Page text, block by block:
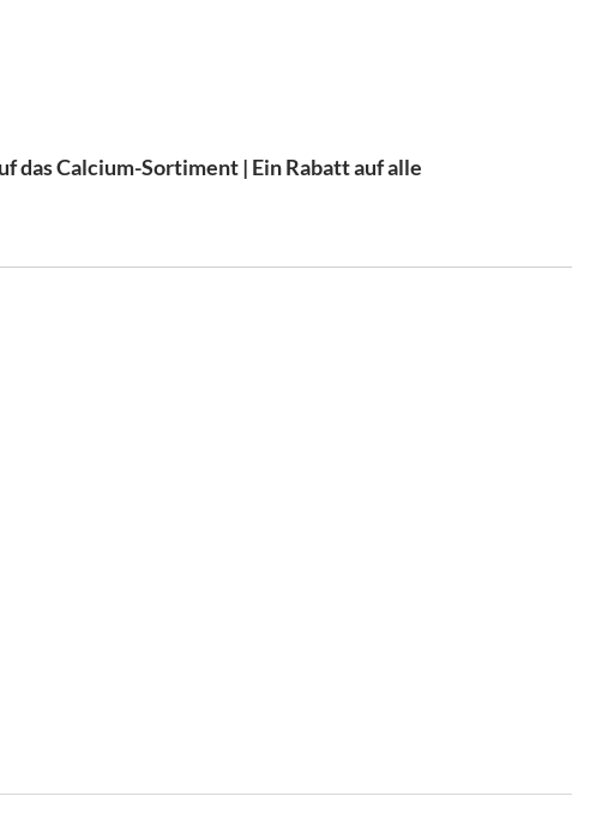
das Calcium-Sortiment | Ein Rabatt auf alle